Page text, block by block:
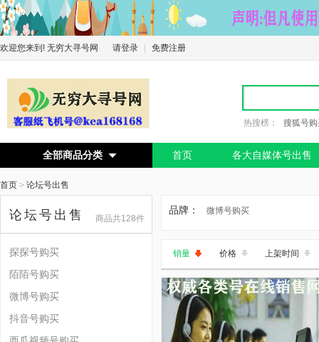
欢迎您来到! 无穷大寻号网 请登录 免费注册
热搜榜： 搜狐号
全部商品分类  首页 各大自媒体号出售
首页 > 论坛号出售
论坛号出售 商品共128件
探探号购买
陌陌号购买
微博号购买
抖音号购买
品牌： 微博号购买
销量 价格 上架时间